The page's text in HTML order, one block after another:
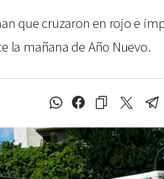
que cruzaron en rojo e
la mañana de Año Nuevo.